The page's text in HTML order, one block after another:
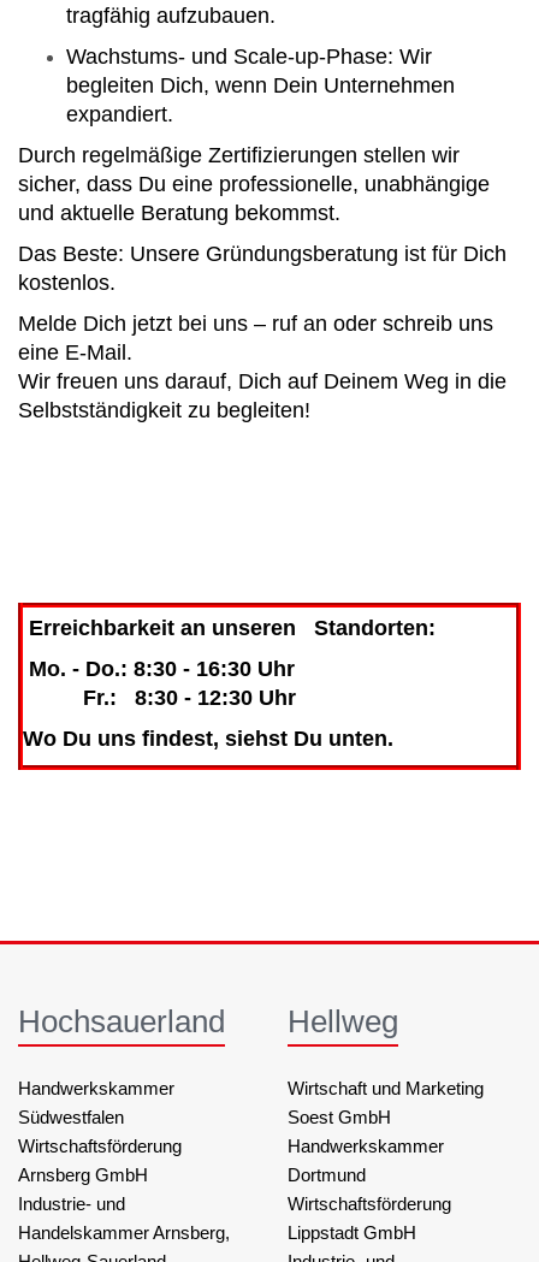
tragfähig aufzubauen.
Wachstums- und Scale-up-Phase: Wir
begleiten Dich, wenn Dein Unternehmen
expandiert.
Durch regelmäßige Zertifizierungen stellen wir
sicher, dass Du eine professionelle, unabhängige
und aktuelle Beratung bekommst.
Das Beste: Unsere Gründungsberatung ist für Dich
kostenlos.
Melde Dich jetzt bei uns – ruf an oder schreib uns
eine E-Mail.
Wir freuen uns darauf, Dich auf Deinem Weg in die
Selbstständigkeit zu begleiten!
Erreichbarkeit an unseren Standorten:
Mo. - Do.: 8:30 - 16:30 Uhr
Fr.: 8:30 - 12:30 Uhr
Wo Du uns findest, siehst Du unten.
Hochsauerland
Handwerkskammer
Südwestfalen
Wirtschaftsförderung
Arnsberg GmbH
Industrie- und
Handelskammer Arnsberg,
Hellweg
Wirtschaft und Marketing
Soest GmbH
Handwerkskammer
Dortmund
Wirtschaftsförderung
Lippstadt GmbH